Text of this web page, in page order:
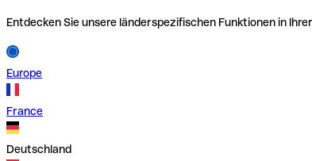
Entdecken Sie unsere länderspezifischen Funktionen in
Europe
France
Deutschland